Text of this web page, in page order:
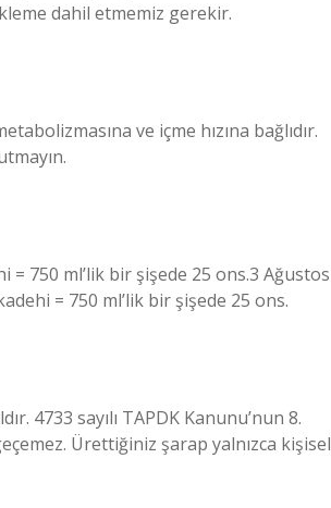
dahil etmemiz gerekir.
ve içme hızına bağlıdır.
= 750 ml’lik bir şişede 25 ons.3 Ağustos
= 750 ml’lik bir şişede 25 ons.
4733 sayılı TAPDK Kanunu’nun 8.
Ürettiğiniz şarap yalnızca kişisel